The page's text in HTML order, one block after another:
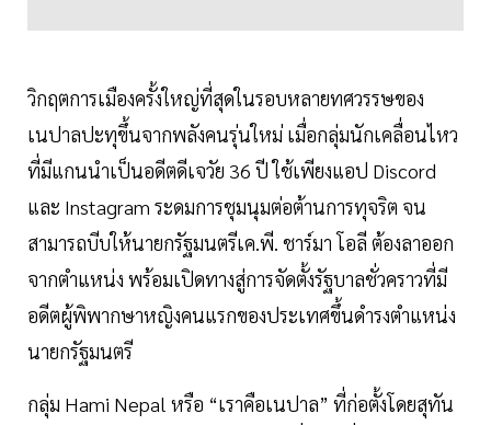
วิกฤตการเมืองครั้งใหญ่ที่สุดในรอบหลายทศวรรษของ
เนปาลปะทุขึ้นจากพลังคนรุ่นใหม่ เมื่อกลุ่มนักเคลื่อนไหว
ที่มีแกนนำเป็นอดีตดีเจวัย 36 ปี ใช้เพียงแอป Discord
และ Instagram ระดมการชุมนุมต่อต้านการทุจริต จน
สามารถบีบให้นายกรัฐมนตรีเค.พี. ชาร์มา โอลี ต้องลาออก
จากตำแหน่ง พร้อมเปิดทางสู่การจัดตั้งรัฐบาลชั่วคราวที่มี
อดีตผู้พิพากษาหญิงคนแรกของประเทศขึ้นดำรงตำแหน่ง
นายกรัฐมนตรี
กลุ่ม Hami Nepal หรือ “เราคือเนปาล” ที่ก่อตั้งโดยสุทัน